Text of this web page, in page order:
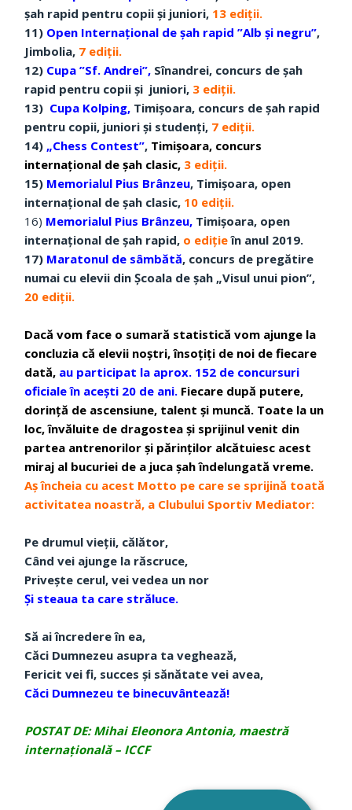
șah rapid pentru copii și juniori, 13 ediții.
11) Open Internațional de șah rapid ”Alb și negru”,
Jimbolia, 7 ediții.
12) Cupa ”Sf. Andrei”, Sînandrei, concurs de șah
rapid pentru copii și juniori, 3 ediții.
13) Cupa Kolping, Timișoara, concurs de șah rapid
pentru copii, juniori și studenți, 7 ediții.
14) „Chess Contest”, Timișoara, concurs
internațional de șah clasic, 3 ediții.
15) Memorialul Pius Brânzeu, Timișoara, open
internațional de șah clasic, 10 ediții.
16) Memorialul Pius Brânzeu, Timișoara, open
internațional de șah rapid, o edițieîn anul 2019.
17) Maratonul de sâmbătă, concurs de pregătire
numai cu elevii din Școala de șah „Visul unui pion”,
20 ediții.
Dacă vom face o sumară statistică vom ajunge la
concluzia că elevii noștri, însoțiți de noi de fiecare
dată, au participat la aprox. 152 de concursuri
oficiale în acești 20 de ani. Fiecare după putere,
dorință de ascensiune, talent și muncă. Toate la un
loc, învăluite de dragostea și sprijinul venit din
partea antrenorilor și părinților alcătuiesc acest
miraj al bucuriei de a juca șah îndelungată vreme.
Aș încheia cu acest Motto pe care se sprijină toată
activitatea noastră, a Clubului Sportiv Mediator:
Pe drumul vieții, călător,
Când vei ajunge la răscruce,
Privește cerul, vei vedea un nor
Și steaua ta care străluce.
Să ai încredere în ea,
Căci Dumnezeu asupra ta veghează,
Fericit vei fi, succes și sănătate vei avea,
Căci Dumnezeu te binecuvântează!
POSTAT DE: Mihai Eleonora Antonia, maestră
internațională – ICCF